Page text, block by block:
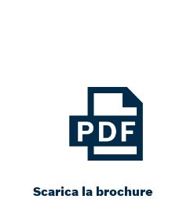
Scarica la brochure